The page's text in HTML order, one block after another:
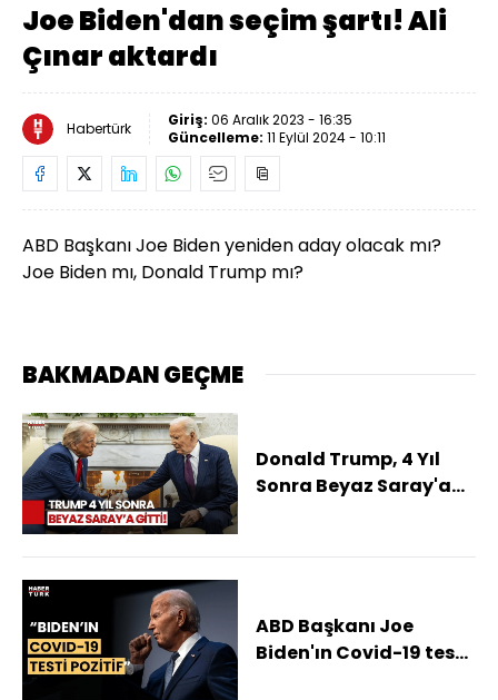
Joe Biden'dan seçim şartı! Ali
Çınar aktardı
Habertürk Giriş: 06 Aralık 2023 - 16:35
Güncelleme: 11 Eylül 2024 - 10:11
ABD Başkanı Joe Biden yeniden aday olacak mı?
Joe Biden mı, Donald Trump mı?
BAKMADAN GEÇME
Donald Trump, 4 Yıl
Sonra Beyaz Saray'a
ABD Başkanı Joe
Biden'ın Covid-19 testi